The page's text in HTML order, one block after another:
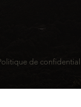
de